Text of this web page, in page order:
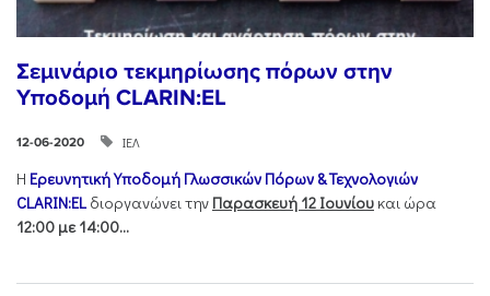
Σεμινάριο τεκμηρίωσης πόρων στην
Υποδομή CLARIN:EL
12-06-2020 ΙΕΛ
Η Ερευνητική Υποδομή Γλωσσικών Πόρων & Τεχνολογιών
CLARIN:ELδιοργανώνει την Παρασκευή 12 Ιουνίου και ώρα
12:00 με 14:00...